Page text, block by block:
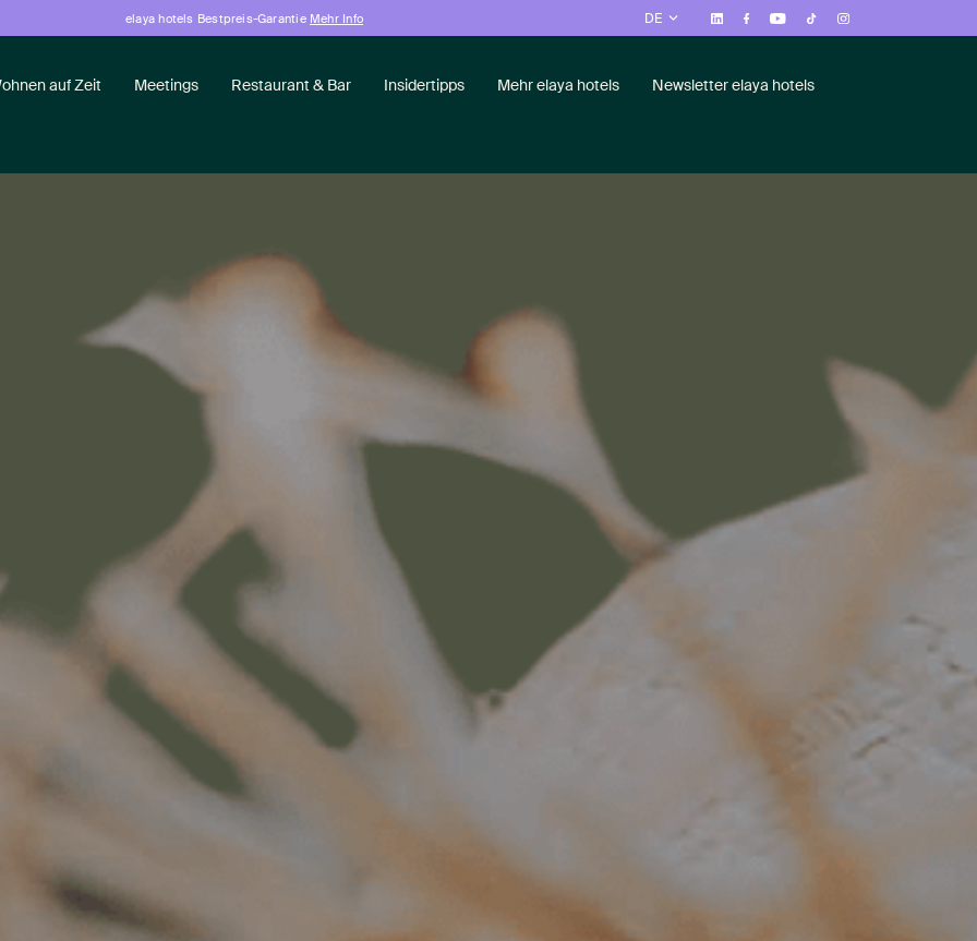
elaya hotels Bestpreis-Garantie Mehr Info DE
auf Zeit Meetings Restaurant & Bar Insidertipps Mehr elaya hotels Newsletter elaya hotels